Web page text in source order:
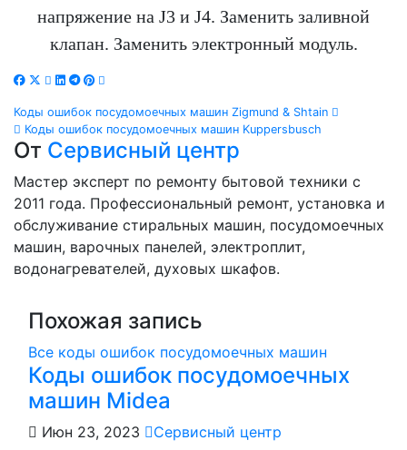
напряжение на J3 и J4. Заменить заливной
клапан. Заменить электронный модуль.
Навигация
по
записям
Коды ошибок посудомоечных машин Zigmund & Shtain
Коды ошибок посудомоечных машин Kuppersbusch
От Сервисный центр
Мастер эксперт по ремонту бытовой техники с
2011 года. Профессиональный ремонт, установка и
обслуживание стиральных машин, посудомоечных
машин, варочных панелей, электроплит,
водонагревателей, духовых шкафов.
Похожая запись
Все коды ошибок посудомоечных машин
Коды ошибок посудомоечных
машин Midea
Июн 23, 2023
Сервисный центр